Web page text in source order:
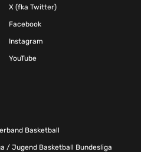
X (fka Twitter)
Facebook
Instagram
YouTube
Basketball
/ Jugend Basketball Bundesliga